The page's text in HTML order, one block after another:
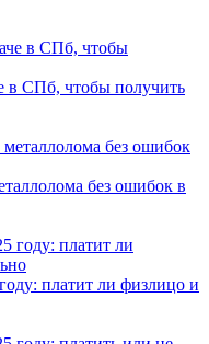
в СПб, чтобы получить
без ошибок в
платит ли физлицо и